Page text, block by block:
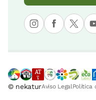
© nekaturAviso Legal Política